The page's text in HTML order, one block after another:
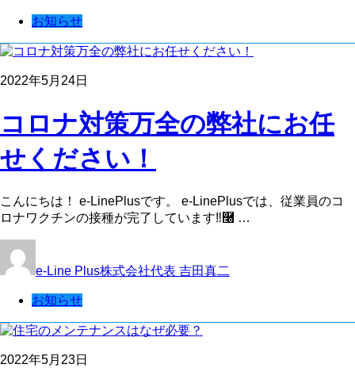
お知らせ
2022年5月24日
コロナ対策万全の弊社にお任
せください！
こんにちは！ e-LinePlusです。 e-LinePlusでは、従業員のコ
ロナワクチンの接種が完了しています‼࿠ …
e-Line Plus株式会社代表 吉田真二
お知らせ
2022年5月23日